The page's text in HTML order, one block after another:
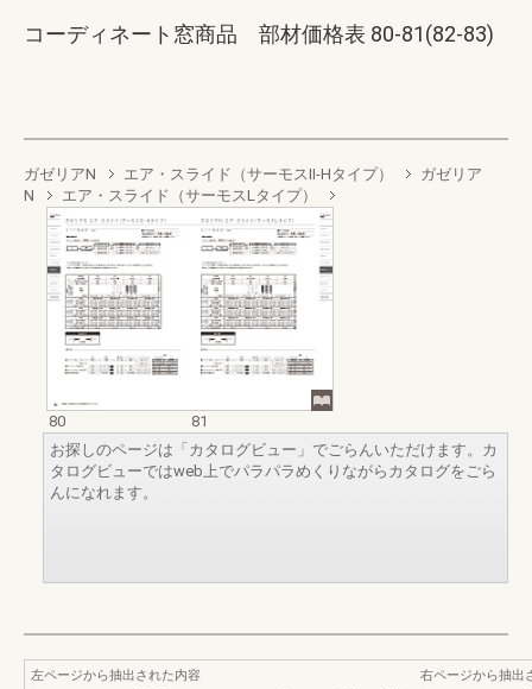
コーディネート窓商品 部材価格表 80-81(82-83)
ガゼリアN エア・スライド（サーモスII-Hタイプ）
ガゼリア
N
エア・スライド（サーモスLタイプ）
80
81
お探しのページは「カタログビュー」でごらんいただけます。カ
タログビューではweb上でパラパラめくりながらカタログをごら
んになれます。
左ページから抽出された内容
右ページから抽出